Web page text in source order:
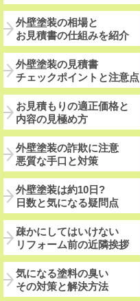
外壁塗装の相場と
お見積書の仕組みを紹介
外壁塗装の見積書
チェックポイントと注意点
お見積もりの適正価格と
内容の見極め方
外壁塗装の詐欺に注意
悪質な手口と対策
外壁塗装は約10日?
日数と気になる疑問点
疎かにしてはいけない
リフォーム前の近隣挨拶
気になる塗料の臭い
その対策と解決方法